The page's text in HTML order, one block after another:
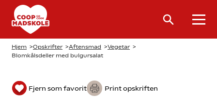
Hjem >Opskrifter >Aftensmad >Vegetar >
Blomkålsdeller med bulgursalat
Fjern som favorit Print opskriften